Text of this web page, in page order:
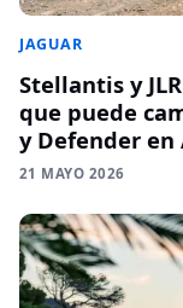
JAGUAR
Stellantis y
que puede
y Defender en
21 MAYO 2026